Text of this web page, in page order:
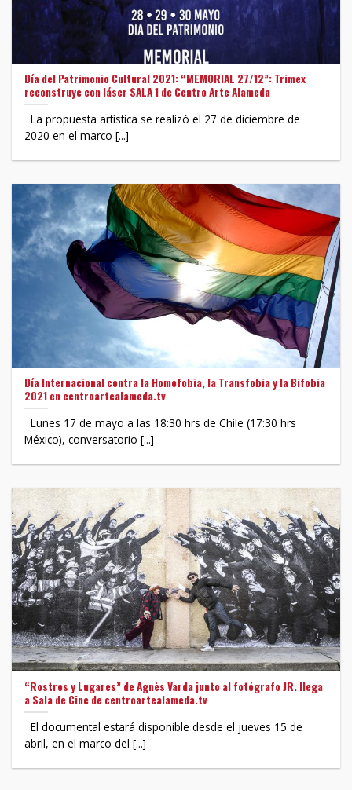
Día del Patrimonio Cultural 2021: “MEMORIAL 27/12”: Trimex
reconstruye con láser SALA 1 de Centro Arte Alameda
La propuesta artística se realizó el 27 de diciembre de
2020 en el marco [...]
Día Internacional contra la Homofobia, la Transfobia y la Bifobia
2021 en centroartealameda.tv
Lunes 17 de mayo a las 18:30 hrs de Chile (17:30 hrs
México), conversatorio [...]
“Rostros y Lugares” de Agnès Varda junto al fotógrafo JR. llega
a Sala de Cine de centroartealameda.tv
El documental estará disponible desde el jueves 15 de
abril, en el marco del [...]